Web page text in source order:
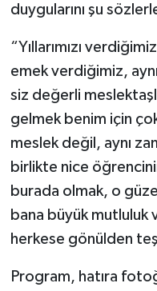
duygularını şu
“Yıllarımızı
emek verdiğimiz,
siz değerli
gelmek benim için
meslek değil, aynı
birlikte nice
burada olmak, o
bana büyük mutluluk
herkese gönülden
Program, hatıra